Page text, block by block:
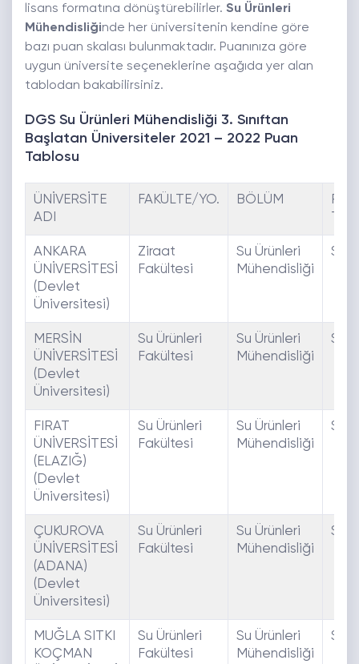
lisans formatına dönüştürebilirler. Su Ürünleri
Mühendisliğinde her üniversitenin kendine göre
bazı puan skalası bulunmaktadır. Puanınıza göre
uygun üniversite seçeneklerine aşağıda yer alan
tablodan bakabilirsiniz.
DGS Su Ürünleri Mühendisliği 3. Sınıftan
Başlatan Üniversiteler 2021 – 2022 Puan
Tablosu
ÜNİVERSİTE
ADI
FAKÜLTE/YO. BÖLÜM
ANKARA
ÜNİVERSİTESİ
(Devlet
Üniversitesi)
Ziraat
Fakültesi
Su Ürünleri
Mühendisliği
SAY
MERSİN
ÜNİVERSİTESİ
(Devlet
Üniversitesi)
Su Ürünleri
Fakültesi
Su Ürünleri
Mühendisliği
SAY
FIRAT
ÜNİVERSİTESİ
(ELAZIĞ)
(Devlet
Üniversitesi)
Su Ürünleri
Fakültesi
Su Ürünleri
Mühendisliği
SAY
ÇUKUROVA
ÜNİVERSİTESİ
(ADANA)
(Devlet
Üniversitesi)
Su Ürünleri
Fakültesi
Su Ürünleri
Mühendisliği
SAY
MUĞLA SITKI
KOÇMAN
Su Ürünleri
Fakültesi
Su Ürünleri
Mühendisliği
SAY